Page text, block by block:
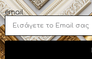
email